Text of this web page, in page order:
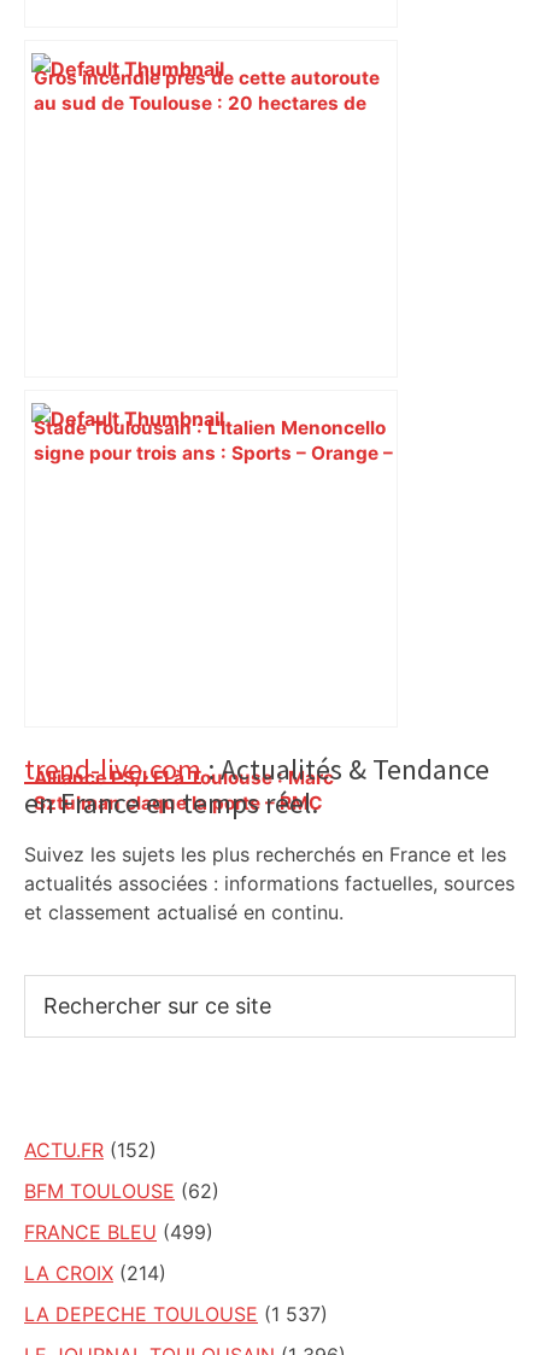
Gros incendie près de cette autoroute
au sud de Toulouse : 20 hectares de
Stade Toulousain : L'Italien Menoncello
signe pour trois ans : Sports – Orange –
Alliance PS/LFI à Toulouse : Marc
Sztulman claque la porte – RMC
Primary
Sidebar
trend-live.com: Actualités & Tendance
en France en temps réel.
Suivez les sujets les plus recherchés en France et les
actualités associées : informations factuelles, sources
et classement actualisé en continu.
sur
ACTU.FR (152)
BFM TOULOUSE (62)
FRANCE BLEU (499)
LA CROIX (214)
LA DEPECHE TOULOUSE (1 537)